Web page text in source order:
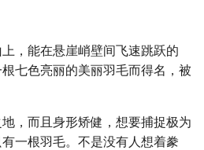
，能在悬崖峭壁间飞速跳跃的
七色亮丽的美丽羽毛而得名，被
，而且身形矫健，想要捕捉极为
一根羽毛。不是没有人想着豢